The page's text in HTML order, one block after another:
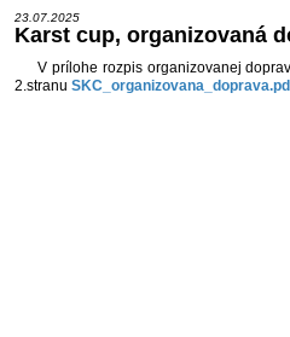
23.07.2025
Karst cup, organizovaná
V prílohe rozpis organizovanej
2.stranu